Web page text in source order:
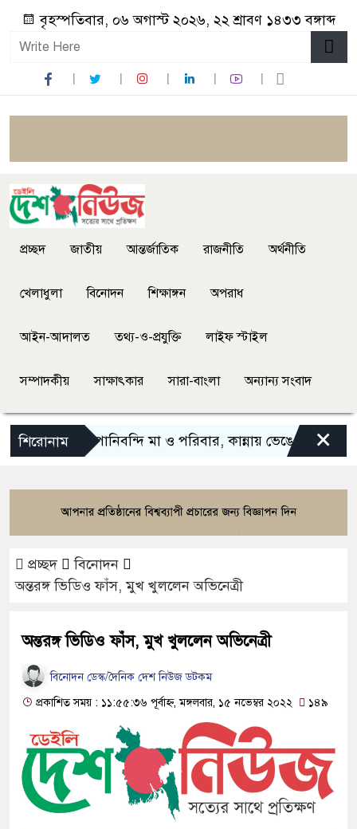
বৃহস্পতিবার, ০৬ অগাস্ট ২০২৬, ২২ শ্রাবণ ১৪৩৩ বঙ্গাব্দ
প্রচ্ছদ জাতীয় আন্তর্জাতিক রাজনীতি অর্থনীতি
খেলাধুলা বিনোদন শিক্ষাঙ্গন অপরাধ
আইন-আদালত তথ্য-ও-প্রযুক্তি লাইফ স্টাইল
সম্পাদকীয় সাক্ষাৎকার সারা-বাংলা অন্যান্য সংবাদ
শিরোনাম
বন্যায় পানিবন্দি মা ও পরিবার, কান্নায় ভেঙে পড়লেন ×
প্রচ্ছদ
বিনোদন
অন্তরঙ্গ ভিডিও ফাঁস, মুখ খুললেন অভিনেত্রী
অন্তরঙ্গ ভিডিও ফাঁস, মুখ খুললেন অভিনেত্রী
বিনোদন ডেস্ক/দৈনিক দেশ নিউজ ডটকম
প্রকাশিত সময় : ১১:৫৫:৩৬ পূর্বাহ্ন, মঙ্গলবার, ১৫ নভেম্বর ২০২২
১৪৯